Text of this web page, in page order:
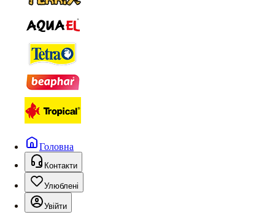
Головна
Контакти
Улюблені
Увійти